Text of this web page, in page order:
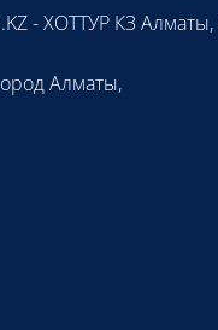
- ХОТТУР КЗ Алматы,
Алматы,